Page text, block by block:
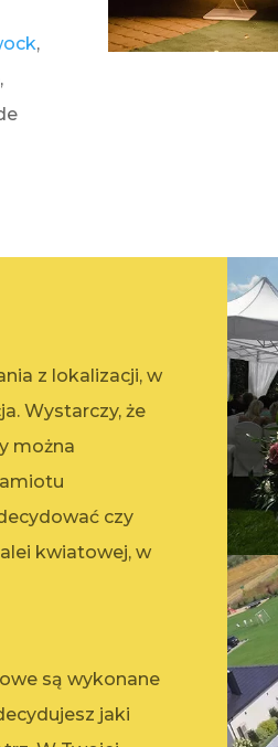
,
z lokalizacji, w
Wystarczy, że
można
czy
kwiatowej, w
są wykonane
jaki